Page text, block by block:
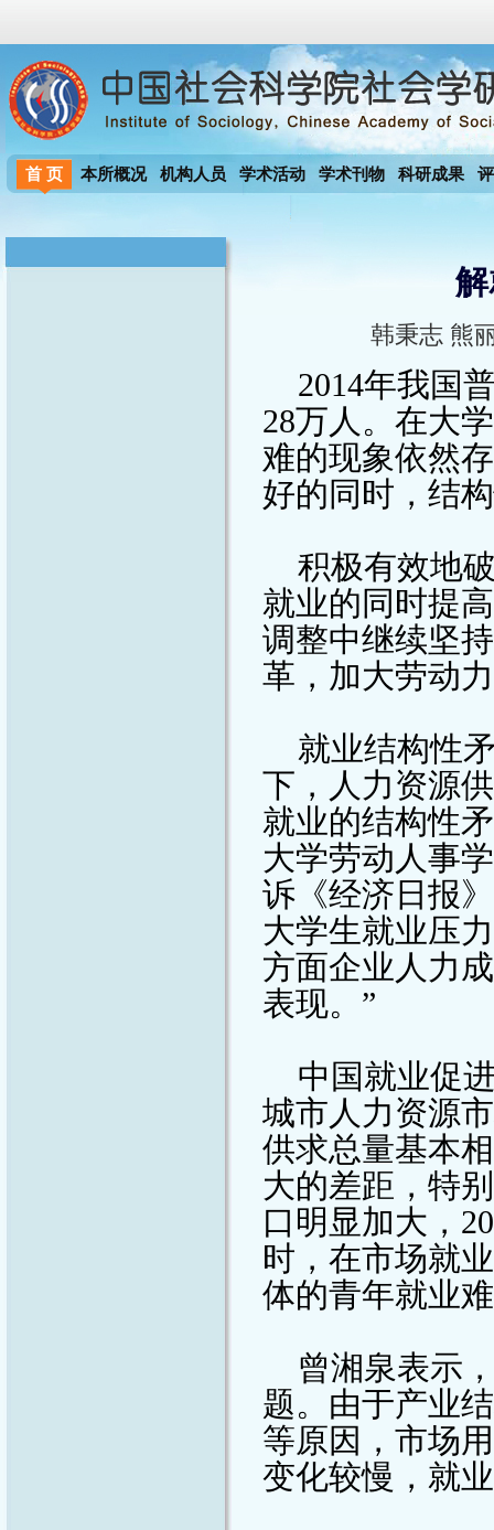
首 页 本所概况 机构人员 学术活动 学术刊物 科研成果
韩秉志 熊
2014年我国
28万人。在大
难的现象依然
好的同时，结
积极有效地
就业的同时提
调整中继续坚
革，加大劳动
就业结构性
下，人力资源
就业的结构性
大学劳动人事
诉《经济日报
大学生就业压
方面企业人力
表现。”
中国就业促
城市人力资源
供求总量基本
大的差距，特
口明显加大，
时，在市场就
体的青年就业
曾湘泉表示
题。由于产业
等原因，市场
变化较慢，就